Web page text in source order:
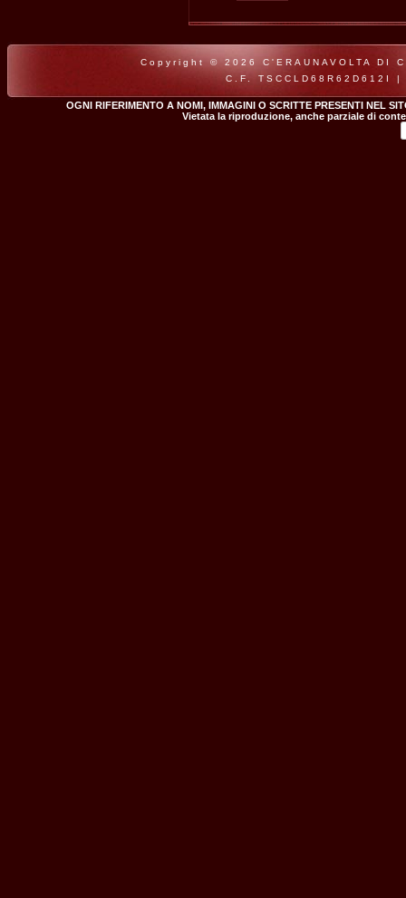
Copyright © 2026 C'ERAUNAVOLTA
C.F. TSCCLD68R62D612I
OGNI RIFERIMENTO A NOMI, IMMAGINI O SCRITTE PRESENTI NEL
Vietata la riproduzione, anche parziale di